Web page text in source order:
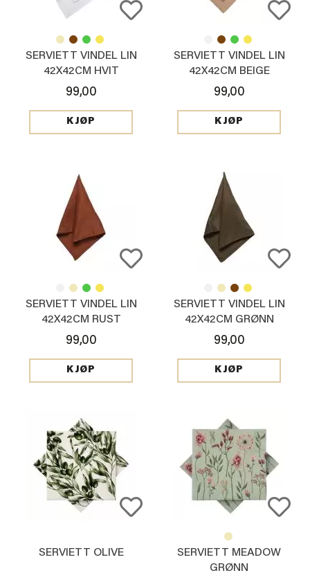
SERVIETT VINDEL LIN
42X42CM HVIT
99,00
KJØP
SERVIETT VINDEL LIN
42X42CM BEIGE
99,00
KJØP
SERVIETT VINDEL LIN
42X42CM RUST
99,00
KJØP
SERVIETT VINDEL LIN
42X42CM GRØNN
99,00
KJØP
SERVIETT OLIVE
SERVIETT MEADOW
GRØNN